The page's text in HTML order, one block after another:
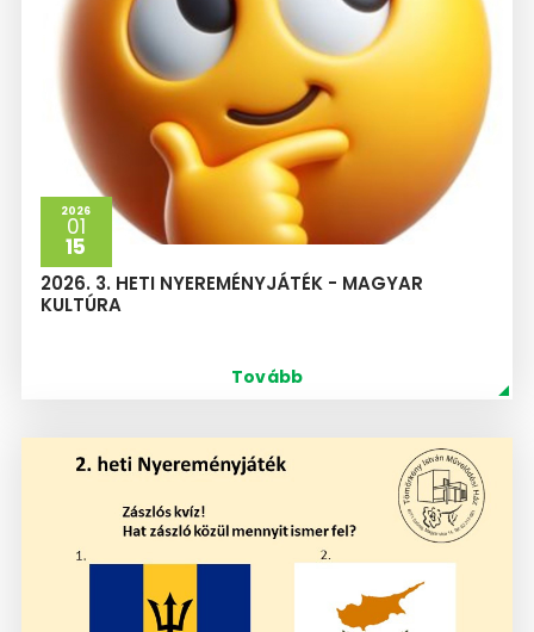
2026
01
15
2026. 3. HETI NYEREMÉNYJÁTÉK - MAGYAR
KULTÚRA
Tovább